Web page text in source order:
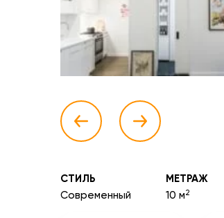
СТИЛЬ
Современный
МЕТРАЖ
10 м2